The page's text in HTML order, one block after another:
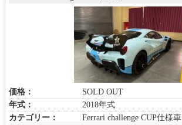
価格：
SOLD OUT
年式：
2018年式
カテゴリー：
Ferrari challenge CUP仕様車